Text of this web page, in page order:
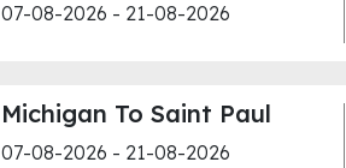
07-08-2026 - 21-08-2026
Michigan To Saint Paul
07-08-2026 - 21-08-2026